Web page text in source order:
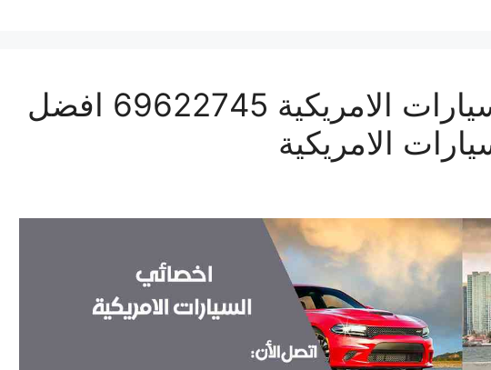
مراكز صيانة السيارات الامريكية 69622745 افضل
الامريكية